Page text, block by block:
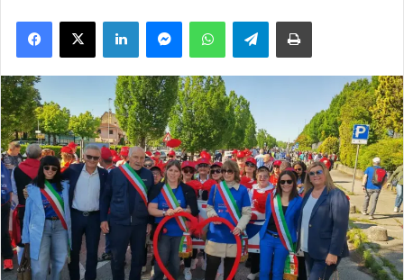
a
n
'
e
m
a
i
l
Telegram